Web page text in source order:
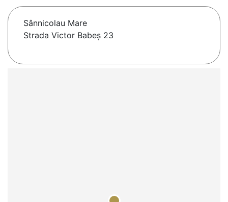
Sânnicolau Mare
Strada Victor Babeș 23